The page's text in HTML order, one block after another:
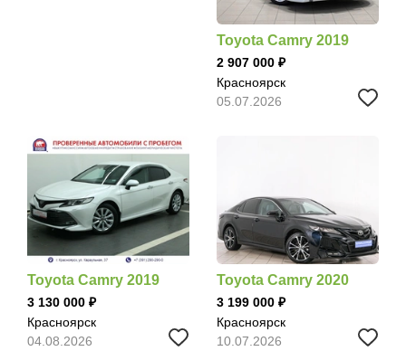
Toyota Camry 2019
2 907 000
Красноярск
05.07.2026
Toyota Camry 2019
3 130 000
Красноярск
04.08.2026
Toyota Camry 2020
3 199 000
Красноярск
10.07.2026